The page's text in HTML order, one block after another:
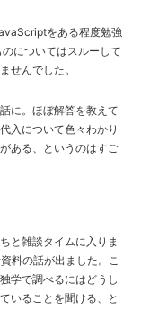
をある程度勉強
についてはスルーして
せんでした。
に。ほぼ解答を教えて
入について色々わかり
ある、というのはすご
と雑談タイムに入りま
料の話が出ました。こ
学で調べるにはどうし
いることを聞ける、と